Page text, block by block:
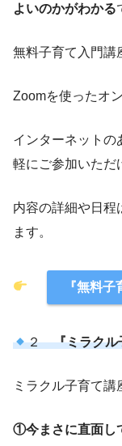
よいのかがわかる
無料子育て入門講
Zoomを使ったオ
インターネットの
軽にご参加いただ
内容の詳細や日程
ます。
『無料
２『ミラクル
ミラクル子育て講
①今まさに直面し